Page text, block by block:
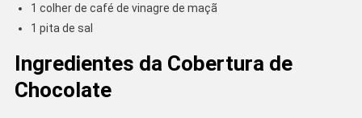
1 colher de café de vinagre de maçã
1 pita de sal
Ingredientes da Cobertura de
Chocolate